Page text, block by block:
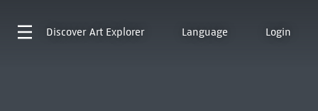
Discover Art Explorer Language Login